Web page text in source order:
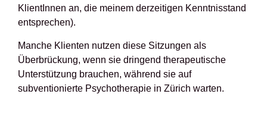
KlientInnen an, die meinem derzeitigen Kenntnisstand
entsprechen).
Manche Klienten nutzen diese Sitzungen als
Überbrückung, wenn sie dringend therapeutische
Unterstützung brauchen, während sie auf
subventionierte Psychotherapie in Zürich warten.